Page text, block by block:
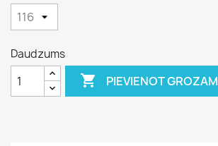
Daudzums
 PIEVIENOT GROZAM